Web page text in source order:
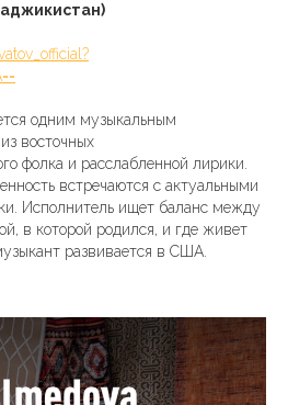
одним музыкальным
восточных
фолка и расслабленной лирики.
встречаются с актуальными
Исполнитель ищет баланс между
в которой родился, и где живет
развивается в США.